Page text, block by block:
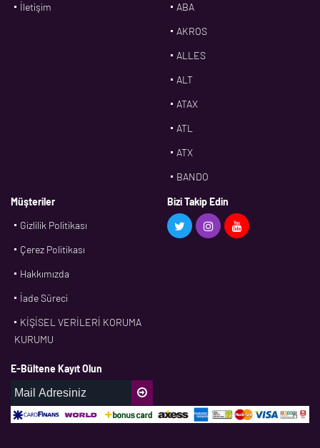
İletişim
ABA
AKROS
ALLES
ALT
ATAX
ATL
ATX
BANDO
BMS
CDF
DPH
Müşteriler
Gizlilik Politikası
Çerez Politikası
Hakkımızda
İade Süreci
KİŞİSEL VERİLERİ KORUMA
KURUMU
Bizi Takip Edin
E-Bültene Kayıt Olun